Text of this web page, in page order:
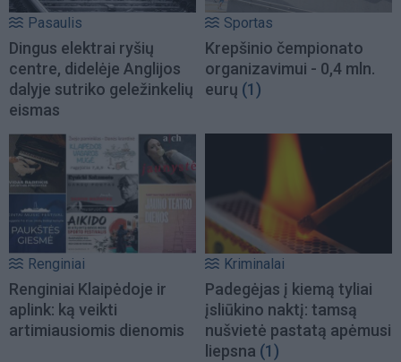
Pasaulis
Dingus elektrai ryšių
centre, didelėje Anglijos
dalyje sutriko geležinkelių
eismas
Sportas
Krepšinio čempionato
organizavimui - 0,4 mln.
eurų (1)
Renginiai
Renginiai Klaipėdoje ir
aplink: ką veikti
artimiausiomis dienomis
Kriminalai
Padegėjas į kiemą tyliai
įsliūkino naktį: tamsą
nušvietė pastatą apėmusi
liepsna (1)